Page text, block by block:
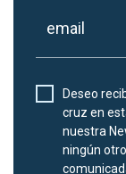
Deseo
cruz en
nuestra
ningún